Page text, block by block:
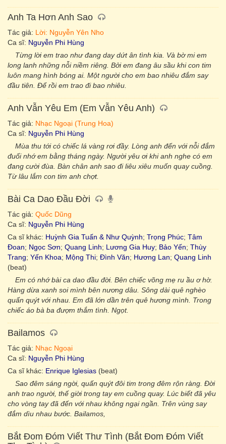
Anh Ta Hơn Anh Sao
Tác giả: Lời: Nguyễn Yên Nho
Ca sĩ: Nguyễn Phi Hùng
Từng lời em trao như đang day dứt ân tình kia. Và bờ mi em
long lanh những nỗi niềm riêng. Bởi em đang âu sầu khi con tim
luôn mang hình bóng ai. Một người cho em bao nhiêu đắm say
đầu tiên. Để rồi em trao đi bao nhiêu.
Anh Vẫn Yêu Em (Em Vẫn Yêu Anh)
Tác giả: Nhạc Ngoại (Trung Hoa)
Ca sĩ: Nguyễn Phi Hùng
Mùa thu tới có chiếc lá vàng rơi đầy. Lòng anh đến với nỗi đắm
đuối nhớ em bằng tháng ngày. Người yêu ơi khi anh nghe có em
đang cười đùa. Bàn chân anh sao đi liêu xiêu muốn quay cuồng.
Từ lâu lắm con tim anh chợt.
Bài Ca Dao Đầu Đời
Tác giả: Quốc Dũng
Ca sĩ: Nguyễn Phi Hùng
Ca sĩ khác: Huỳnh Gia Tuấn & Như Quỳnh; Trọng Phúc; Tâm
Đoan; Ngọc Sơn; Quang Linh; Lương Gia Huy; Bảo Yến; Thùy
Trang; Yến Khoa; Mộng Thi; Đình Văn; Hương Lan; Quang Linh
(beat)
Em có nhớ bài ca dao đầu đời. Bên chiếc võng mẹ ru ầu ơ hờ.
Hàng dừa xanh soi mình bên nương dâu. Sông dài quê nghèo
quấn quýt với nhau. Em đã lớn dần trên quê hương mình. Trong
chiếc áo bà ba đượm thắm tình. Ngọt.
Bailamos
Tác giả: Nhạc Ngoại
Ca sĩ: Nguyễn Phi Hùng
Ca sĩ khác: Enrique Iglesias (beat)
Sao đêm sáng ngời, quấn quýt đôi tim trong đêm rộn ràng. Đời
anh trao người, thế giời trong tay em cuồng quay. Lúc biết đã yêu
cho vòng tay đã đến với nhau không ngại ngần. Trên vùng say
đắm dìu nhau bước. Bailamos,
Bắt Đom Đóm Viết Thư Tình (Bắt Đom Đóm Viết